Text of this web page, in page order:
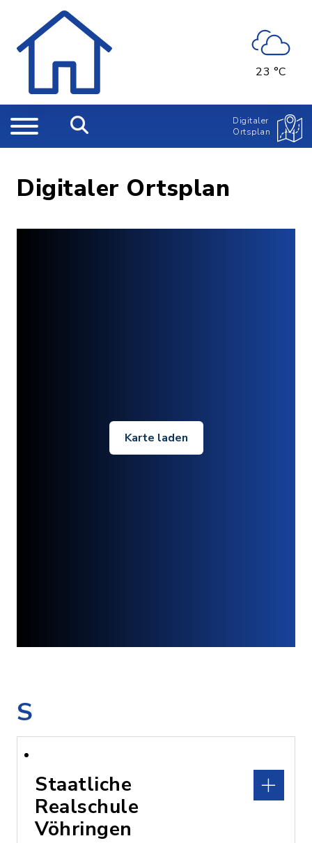
23 °C
Digitaler
Ortsplan
Digitaler Ortsplan
Karte laden
S
Staatliche
Realschule
Vöhringen